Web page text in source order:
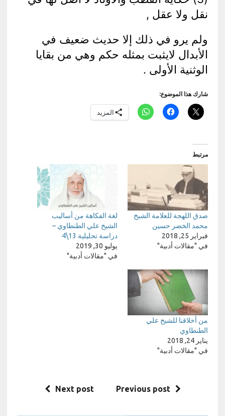
نقل ولا عقل ,
ولم يرو في ذلك إلا حديث ضعيف في
الأبدال لايثبت بمثله حكم وهي من بقايا
الوثنية الأولى .
شارك هذا الموضوع:
المزيد
مرتبط
صدق اللهجة للعلامة الشيخ
محمد الخضر حسين
فبراير 25, 2018
في "مقالات أدبية"
لغة الفكاهة من أساليب
الشيخ علي الطنطاوي –
دراسة تحليلية 13\4
يوليو 30, 2019
في "مقالات أدبية"
من أخلاقنا للشيخ علي
الطنطاوي
يناير 24, 2018
في "مقالات أدبية"
Previous post
Next post